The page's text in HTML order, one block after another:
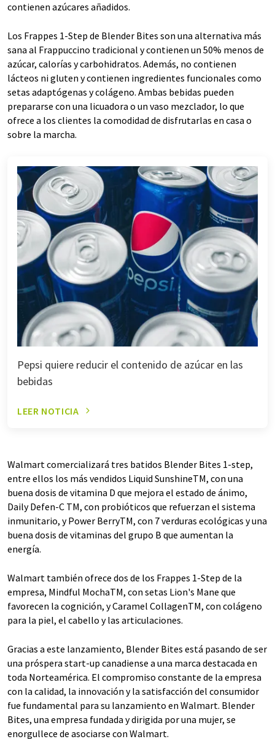
contienen azúcares añadidos.
Los Frappes 1-Step de Blender Bites son una alternativa más
sana al Frappuccino tradicional y contienen un 50% menos de
azúcar, calorías y carbohidratos. Además, no contienen
lácteos ni gluten y contienen ingredientes funcionales como
setas adaptógenas y colágeno. Ambas bebidas pueden
prepararse con una licuadora o un vaso mezclador, lo que
ofrece a los clientes la comodidad de disfrutarlas en casa o
sobre la marcha.
Pepsi quiere reducir el contenido de azúcar en las
bebidas
LEER NOTICIA
Walmart comercializará tres batidos Blender Bites 1-step,
entre ellos los más vendidos Liquid SunshineTM, con una
buena dosis de vitamina D que mejora el estado de ánimo,
Daily Defen-C TM, con probióticos que refuerzan el sistema
inmunitario, y Power BerryTM, con 7 verduras ecológicas y una
buena dosis de vitaminas del grupo B que aumentan la
energía.
Walmart también ofrece dos de los Frappes 1-Step de la
empresa, Mindful MochaTM, con setas Lion's Mane que
favorecen la cognición, y Caramel CollagenTM, con colágeno
para la piel, el cabello y las articulaciones.
Gracias a este lanzamiento, Blender Bites está pasando de ser
una próspera start-up canadiense a una marca destacada en
toda Norteamérica. El compromiso constante de la empresa
con la calidad, la innovación y la satisfacción del consumidor
fue fundamental para su lanzamiento en Walmart. Blender
Bites, una empresa fundada y dirigida por una mujer, se
enorgullece de asociarse con Walmart.